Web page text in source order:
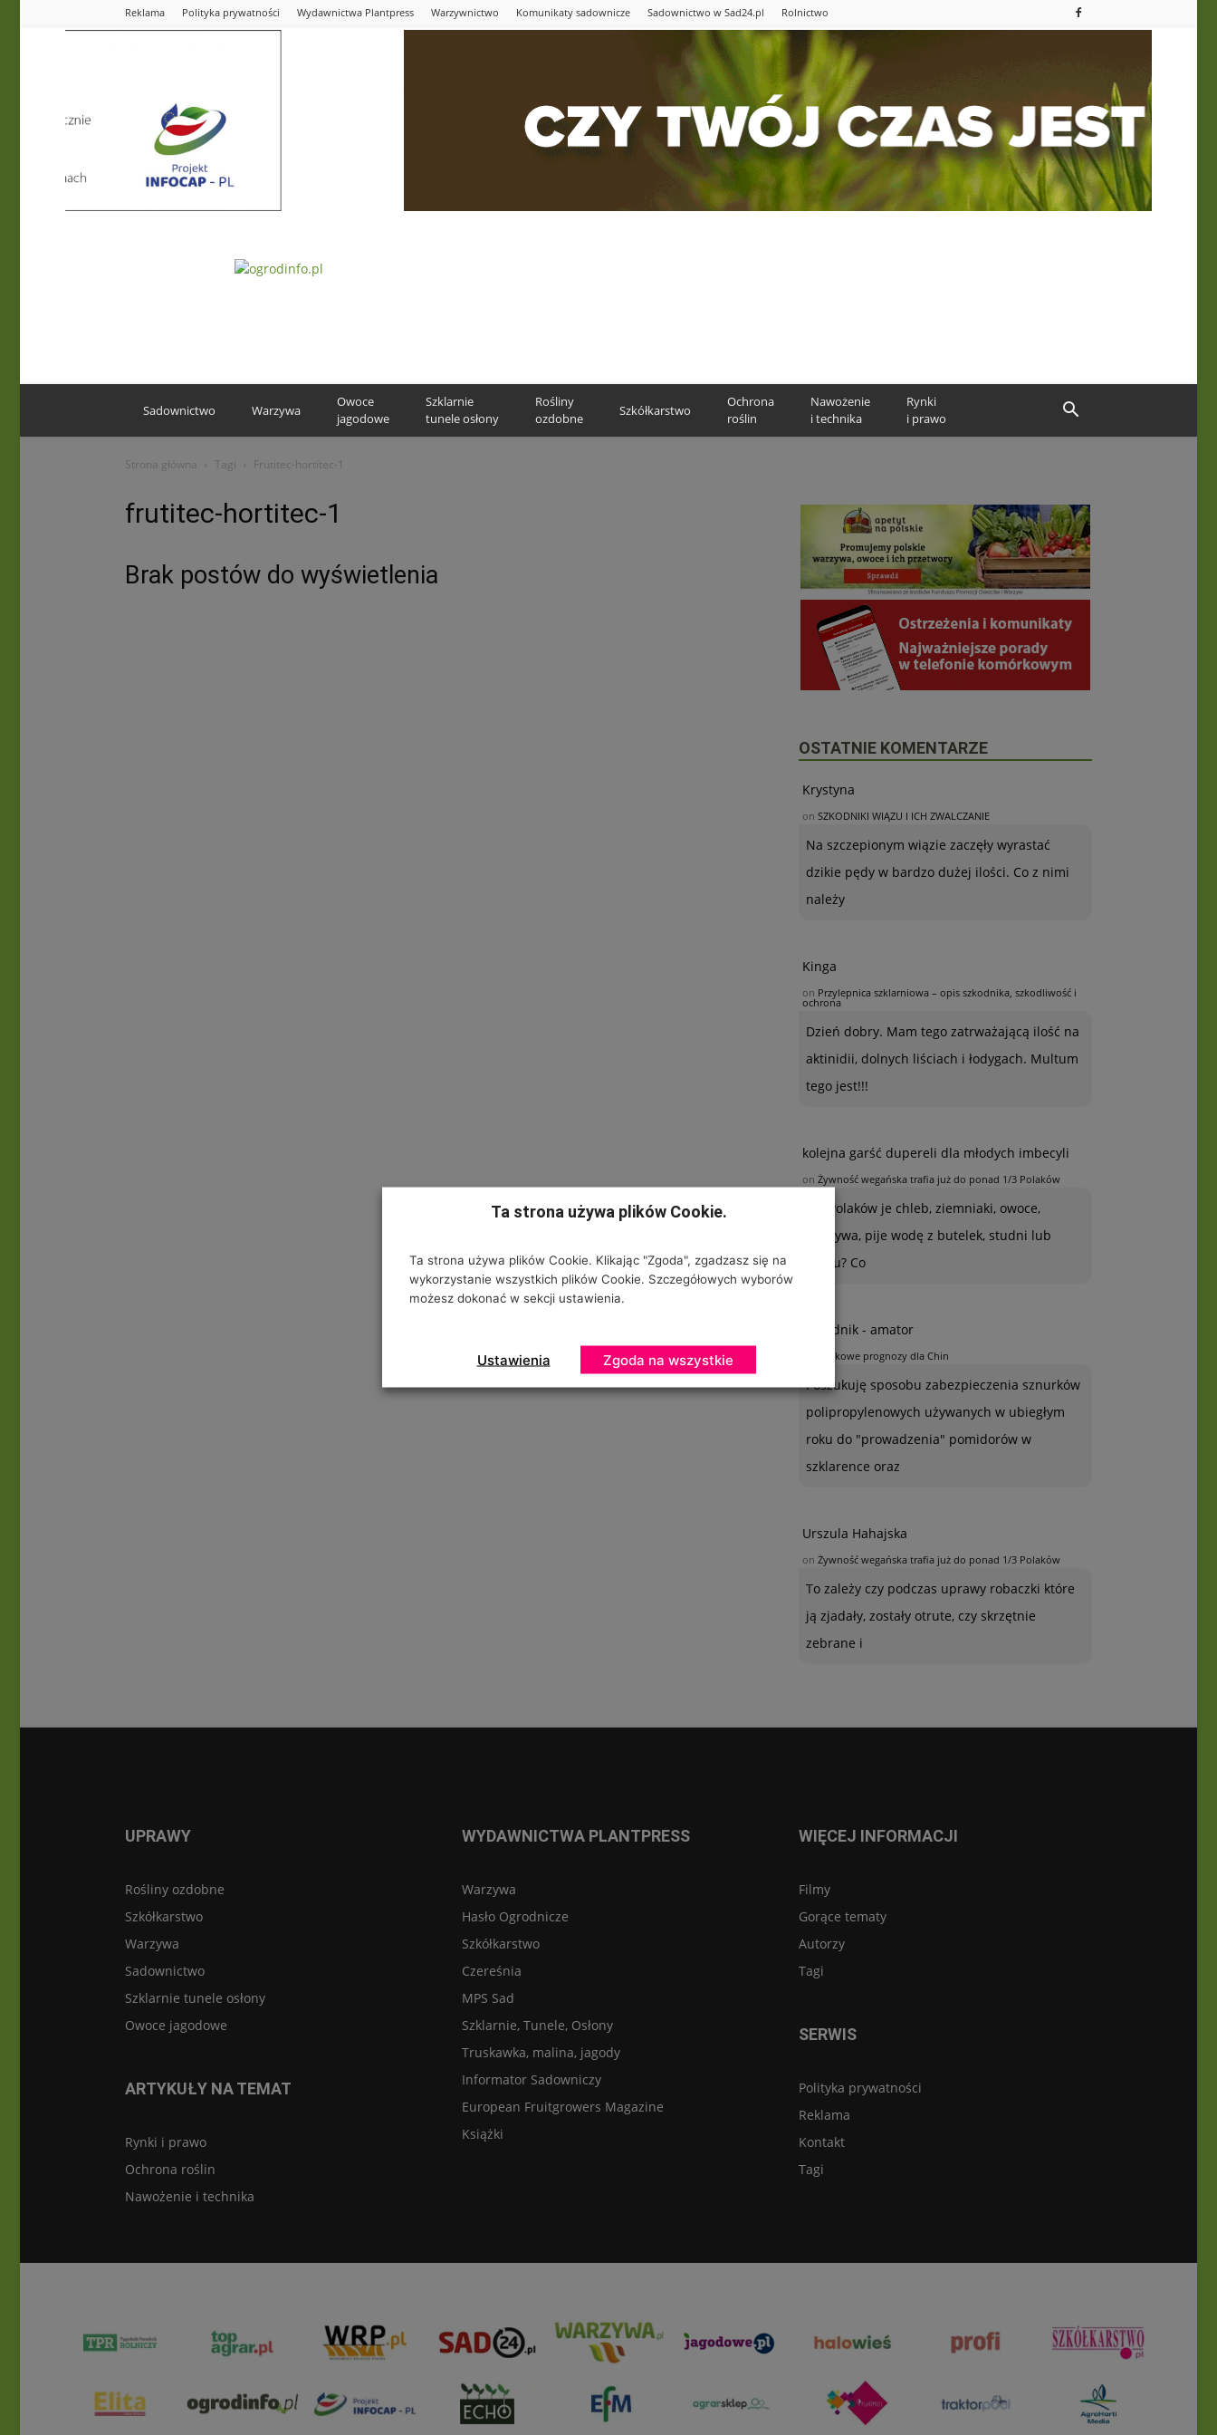
Reklama Polityka prywatności Wydawnictwa Plantpress Warzywnictwo Komunikaty sadownicze Sadownictwo w Sad24.pl Rolnictwo
Sadownictwo Warzywa
Owoce
jagodowe
Szklarnie
tunele osłony
Rośliny
ozdobne
Szkółkarstwo
Ochrona
roślin
Nawożenie
i technika
Rynki
i prawo
Strona główna Tagi Frutitec-hortitec-1
frutitec-hortitec-1
Brak postów do wyświetlenia
OSTATNIE KOMENTARZE
Krystyna
on SZKODNIKI WIĄZU I ICH ZWALCZANIE
Na szczepionym wiązie zaczęły wyrastać
dzikie pędy w bardzo dużej ilości. Co z nimi
należy
Kinga
on Przylepnica szklarniowa – opis szkodnika, szkodliwość i
ochrona
Dzień dobry. Mam tego zatrważającą ilość na
aktinidii, dolnych liściach i łodygach. Multum
tego jest!!!
kolejna garść dupereli dla młodych imbecyli
on Żywność wegańska trafia już do ponad 1/3 Polaków
1/3 Polaków je chleb, ziemniaki, owoce,
warzywa, pije wodę z butelek, studni lub
kranu? Co
Ogrodnik - amator
Jabłkowe prognozy dla Chin
Poszukuję sposobu zabezpieczenia sznurków
polipropylenowych używanych w ubiegłym
roku do "prowadzenia" pomidorów w
szklarence oraz
Urszula Hahajska
on Żywność wegańska trafia już do ponad 1/3 Polaków
To zależy czy podczas uprawy robaczki które
ją zjadały, zostały otrute, czy skrzętnie
zebrane i
UPRAWY
Rośliny ozdobne
Szkółkarstwo
Warzywa
Sadownictwo
Szklarnie tunele osłony
Owoce jagodowe
ARTYKUŁY NA TEMAT
Rynki i prawo
Ochrona roślin
Nawożenie i technika
WYDAWNICTWA PLANTPRESS
Warzywa
Hasło Ogrodnicze
Szkółkarstwo
Czereśnia
MPS Sad
Szklarnie, Tunele, Osłony
Truskawka, malina, jagody
Informator Sadowniczy
European Fruitgrowers Magazine
Książki
WIĘCEJ INFORMACJI
Filmy
Gorące tematy
Autorzy
Tagi
SERWIS
Polityka prywatności
Reklama
Kontakt
Tagi
Ta strona używa plików Cookie.
Ta strona używa plików Cookie. Klikając "Zgoda", zgadzasz się na
wykorzystanie wszystkich plików Cookie. Szczegółowych wyborów
możesz dokonać w sekcji ustawienia.
Ustawienia Zgoda na wszystkie